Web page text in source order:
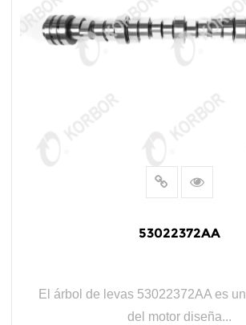
53022372AA
El árbol de levas 53022372AA es
del motor diseña...